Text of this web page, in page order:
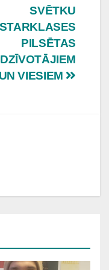
SVĒTKU
PILSĒTAS
UN VIESIEM